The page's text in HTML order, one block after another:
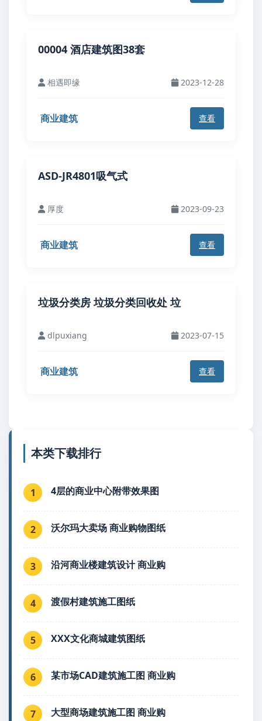
00004 酒店建筑图38套
相遇即缘 2023-12-28
商业建筑 查看
ASD-JR4801吸气式
厚度 2023-09-23
商业建筑 查看
垃圾分类房 垃圾分类回收处 垃
dlpuxiang 2023-07-15
商业建筑 查看
本类下载排行
1 4层的商业中心附带效果图
2 沃尔玛大卖场 商业购物图纸
3 沿河商业楼建筑设计 商业购
4 渡假村建筑施工图纸
5 XXX文化商城建筑图纸
6 某市场CAD建筑施工图 商业购
7 大型商场建筑施工图 商业购